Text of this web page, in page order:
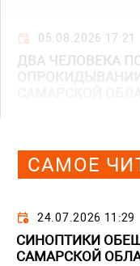
05.08.2026 17:21
ДВА ЧЕЛОВЕКА
САМАРСКОЙ
САМОЕ
24.07.2026 11:29
СИНОПТИКИ
САМАРСКОЙ